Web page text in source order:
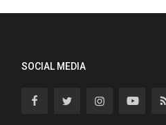
SOCIAL MEDIA